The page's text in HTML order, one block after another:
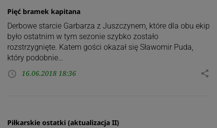
Pięć bramek kapitana
Derbowe starcie Garbarza z Juszczynem, które dla obu ekip
było ostatnim w tym sezonie szybko zostało
rozstrzygnięte. Katem gości okazał się Sławomir Puda,
który podobnie…
access_time 16.06.2018 18:36 share
Piłkarskie ostatki (aktualizacja II)